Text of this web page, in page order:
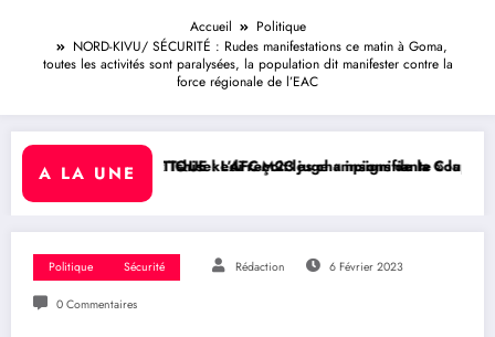
Accueil
Politique
NORD-KIVU/ SÉCURITÉ : Rudes manifestations ce matin à Goma,
toutes les activités sont paralysées, la population dit manifester contre la
force régionale de l’EAC
A LA UNE
Tshisekedi reçoit les champions de la Coupe du Congo
: L’AFC-M23 juge « insignifiante » la libération de 15 détenus
RDC/
Politique Sécurité Rédaction 6 Février 2023
0 Commentaires